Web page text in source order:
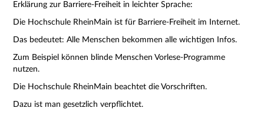
Erklärung zur Barriere-Freiheit in leichter Sprache:
Die Hochschule RheinMain ist für Barriere-Freiheit im Internet.
Das bedeutet: Alle Menschen bekommen alle wichtigen Infos.
Zum Beispiel können blinde Menschen Vorlese-Programme
nutzen.
Die Hochschule RheinMain beachtet die Vorschriften.
Dazu ist man gesetzlich verpflichtet.